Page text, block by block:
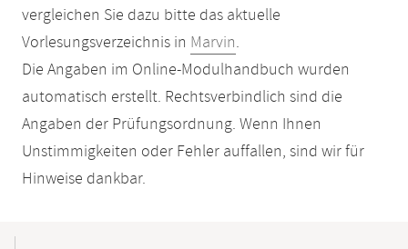
vergleichen Sie dazu bitte das aktuelle
Vorlesungsverzeichnis in Marvin.
Die Angaben im Online-Modulhandbuch wurden
automatisch erstellt. Rechtsverbindlich sind die
Angaben der Prüfungsordnung. Wenn Ihnen
Unstimmigkeiten oder Fehler auffallen, sind wir für
Hinweise dankbar.